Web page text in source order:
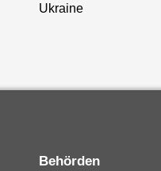
Ukraine
Behörden